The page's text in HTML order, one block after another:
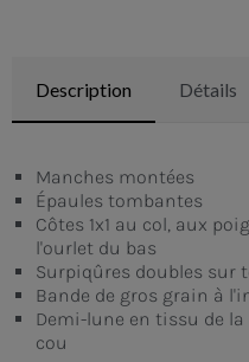
Description Détails
Manches montées
Épaules tombantes
Côtes 1x1 au col, aux
l'ourlet du bas
Surpiqûres doubles sur
Bande de gros grain à
Demi-lune en tissu de
cou